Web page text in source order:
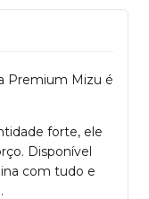
Premium Mizu é
forte, ele
Disponível
com tudo e